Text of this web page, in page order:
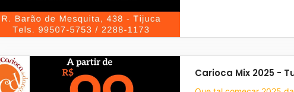
Carioca Mix 2025 -